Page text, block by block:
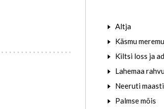
Altja
Käsmu
Kiltsi loss ja
Lahemaa
Neeruti
Palmse mõis